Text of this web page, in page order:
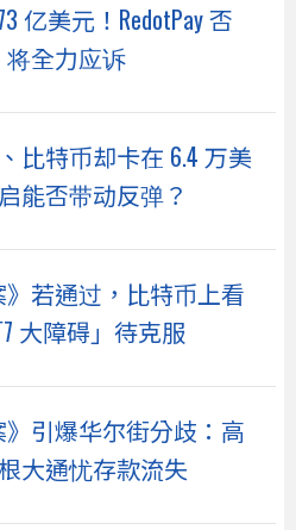
亿美元！RedotPay 否
将全力应诉
比特币却卡在 6.4 万美
能否带动反弹？
》若通过，比特币上看
大障碍」待克服
》引爆华尔街分歧：高
大通忧存款流失